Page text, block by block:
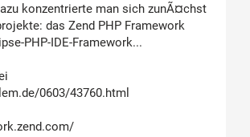
konzentrierte man sich zunÃ¤chst
das Zend PHP Framework
PHP-IDE-Framework...
0603/43760.html